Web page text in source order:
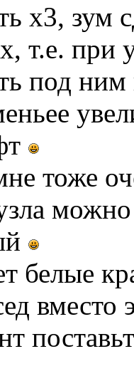
х3, зум
т.е. при
под ним
тоже
белые
вместо